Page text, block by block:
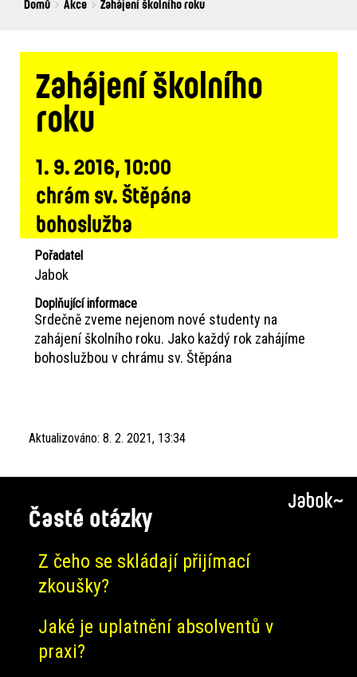
Breadcrumbs
You
Domů Akce Zahájení školního roku
Zahájení školního
roku
1. 9. 2016, 10:00
chrám sv. Štěpána
bohoslužba
Pořadatel
Jabok
Doplňující informace
Srdečně zveme nejenom nové studenty na
zahájení školního roku. Jako každý rok zahájíme
bohoslužbou v chrámu sv. Štěpána
Aktualizováno: 8. 2. 2021, 13:34
Časté otázky
Z čeho se skládají přijímací
zkoušky?
Jaké je uplatnění absolventů v
praxi?